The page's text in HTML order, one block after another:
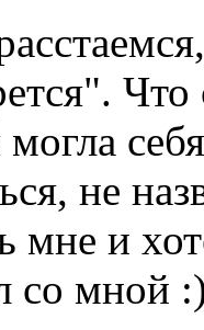
не
мне и
со мной